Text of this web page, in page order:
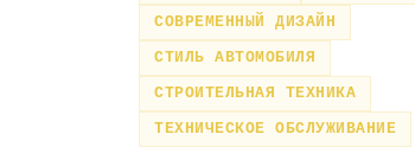
СОВРЕМЕННЫЙ ДИЗАЙН
СТИЛЬ АВТОМОБИЛЯ
СТРОИТЕЛЬНАЯ ТЕХНИКА
ТЕХНИЧЕСКОЕ ОБСЛУЖИВАНИЕ